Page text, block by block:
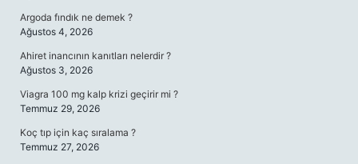
Argoda fındık ne demek ?
Ağustos 4, 2026
Ahiret inancının kanıtları nelerdir ?
Ağustos 3, 2026
Viagra 100 mg kalp krizi geçirir mi ?
Temmuz 29, 2026
Koç tıp için kaç sıralama ?
Temmuz 27, 2026